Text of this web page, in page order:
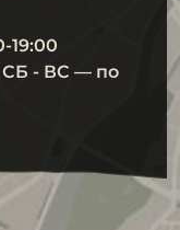
19:00
СБ - ВС — по